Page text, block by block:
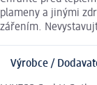
plameny a jinými
zářením.
Výrobce /